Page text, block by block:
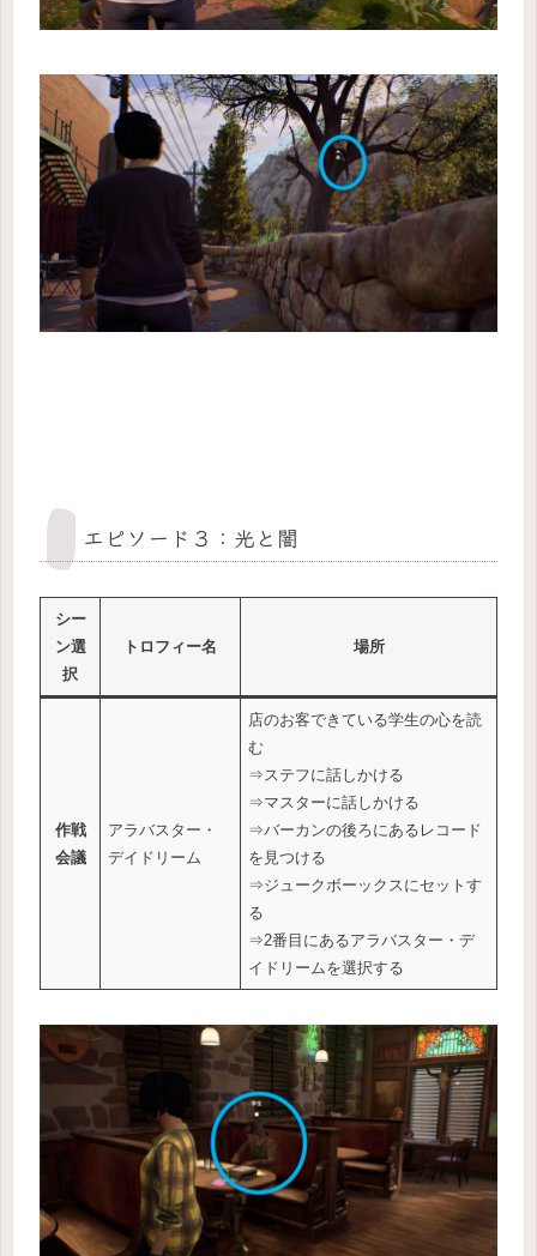
エピソード３：光と闇
シー
ン選
択
トロフィー名 場所
作戦
会議
アラバスター・
デイドリーム
店のお客できている学生の心を読
む
⇒ステフに話しかける
⇒マスターに話しかける
⇒バーカンの後ろにあるレコード
を見つける
⇒ジュークボーックスにセットす
る
⇒2番目にあるアラバスター・デ
イドリームを選択する